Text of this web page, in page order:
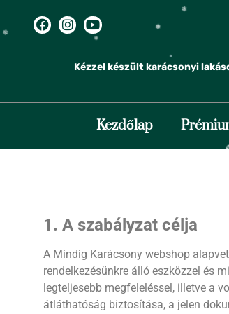
❄
Kézzel készült karácsonyi
Kezdőlap
1. A szabályzat célja
A Mindig Karácsony webshop
rendelkezésünkre álló eszközzel és
legteljesebb megfeleléssel, illetve a
átláthatóság biztosítása, a jelen